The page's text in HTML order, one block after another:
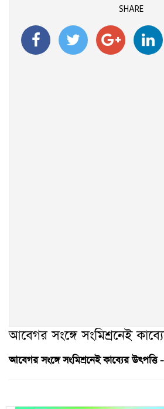
SHARE
আবেগর সংঙ্গে সংমিশ্রনেই
আবেগর সংঙ্গে সংমিশ্রনেই কাব্যের উৎপত্তি -